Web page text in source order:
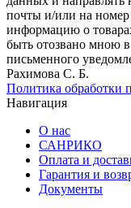
почты и/или на номер
информацию о
быть отозвано мною
письменного
Рахимова С. Б.
Политика обработки
Навигация
О нас
САНРИКО
Оплата и
Гарантия и
Документы